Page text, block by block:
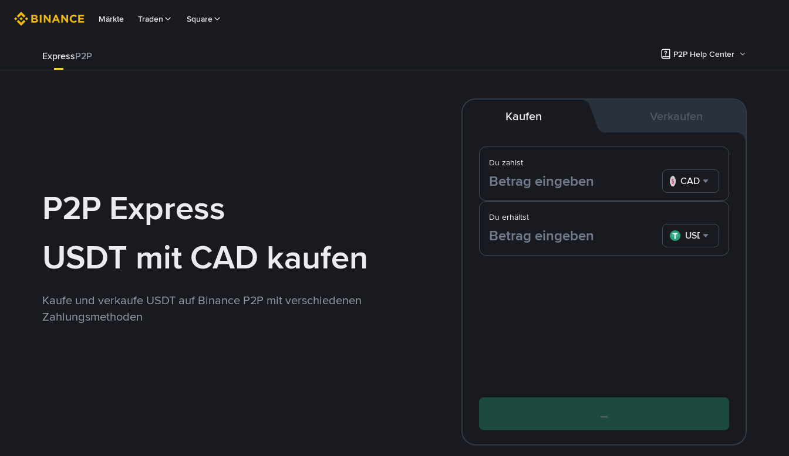
Märkte Traden Square
ExpressP2P P2P Help Center
P2P Express
USDT mit CAD kaufen
Kaufe und verkaufe USDT auf Binance P2P mit verschiedenen
Zahlungsmethoden
Kaufen Verkaufen
Du zahlst
CAD
Du erhältst
USDT